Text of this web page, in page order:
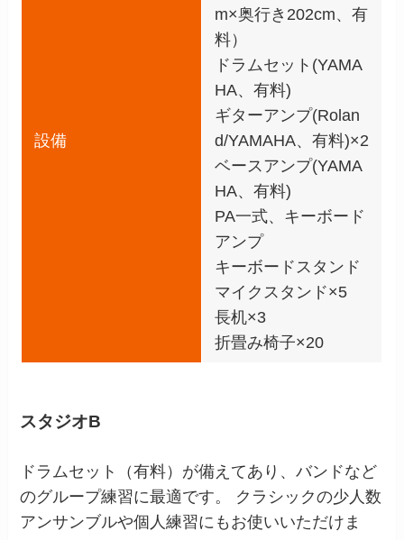
設備
m×奥行き202cm、有
料）
ドラムセット(YAMA
HA、有料)
ギターアンプ(Rolan
d/YAMAHA、有料)×2
ベースアンプ(YAMA
HA、有料)
PA一式、キーボード
アンプ
キーボードスタンド
マイクスタンド×5
長机×3
折畳み椅子×20
スタジオB
ドラムセット（有料）が備えてあり、バンドなど
のグループ練習に最適です。 クラシックの少人数
アンサンブルや個人練習にもお使いいただけま